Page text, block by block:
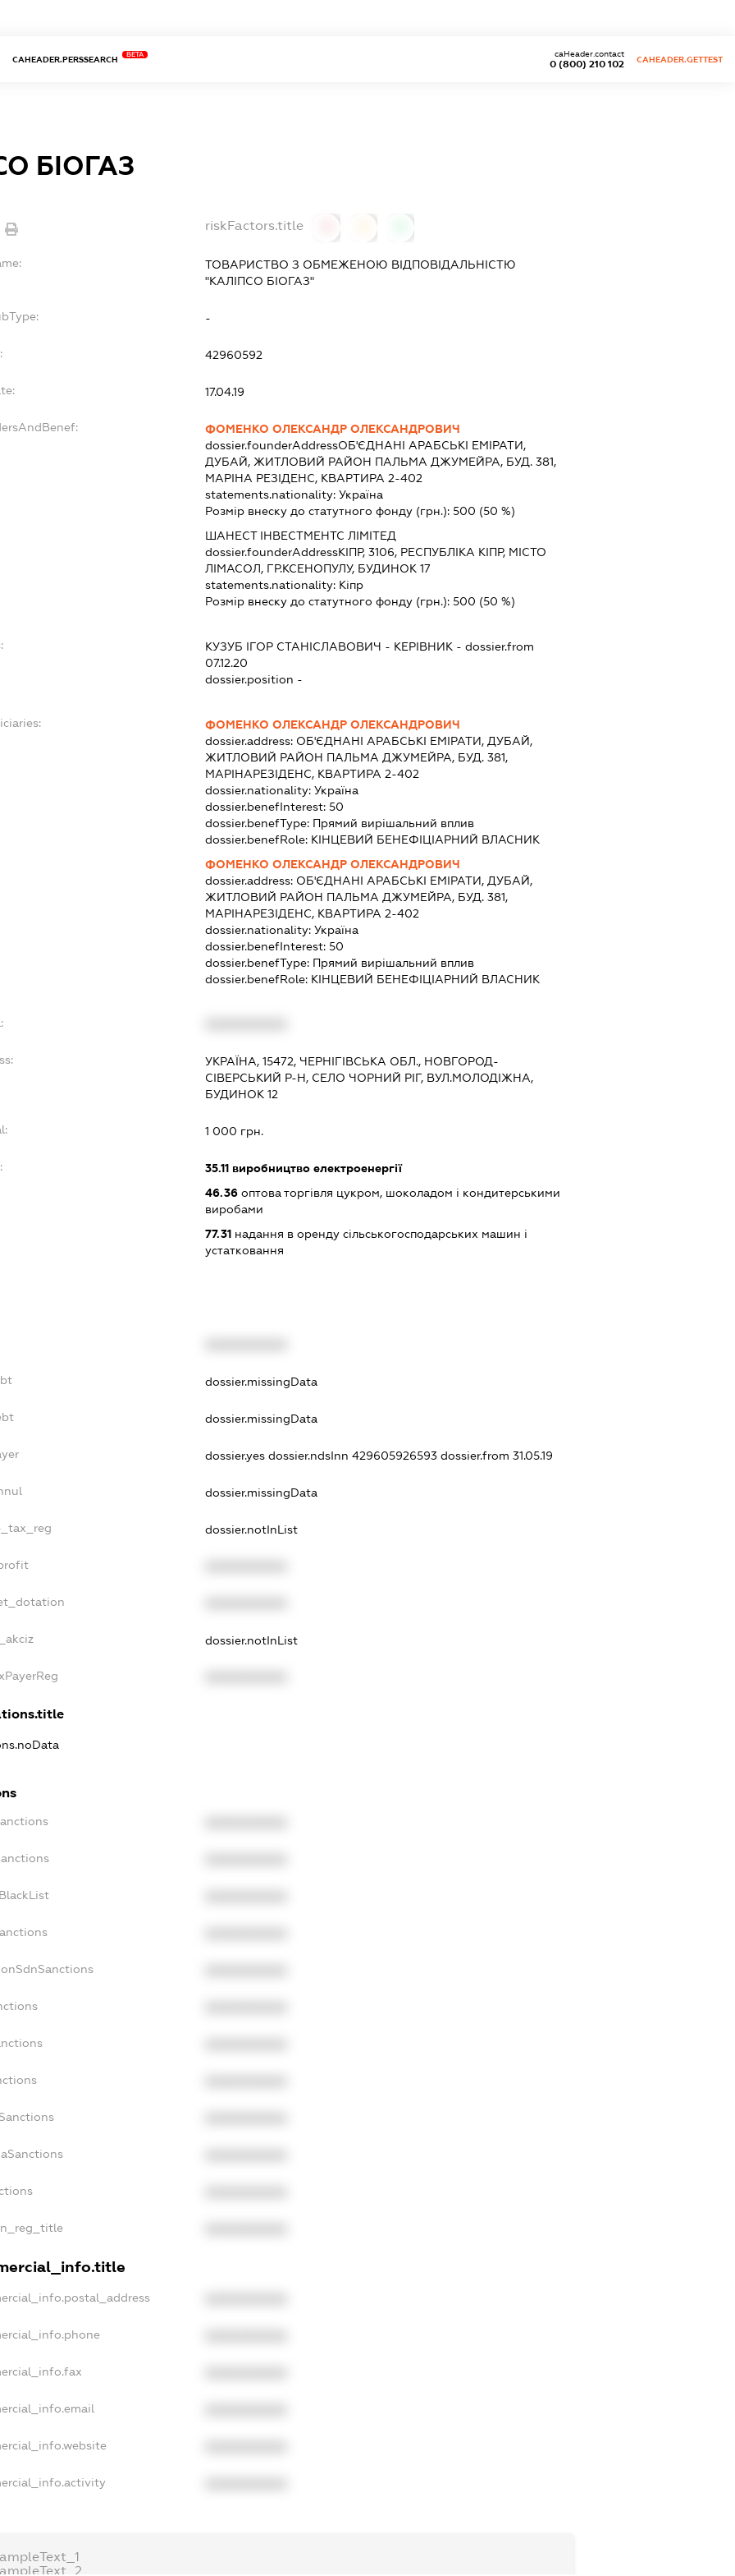
CAHEADER.PERSSEARCH
BETA
0 (800) 210 102
caHeader.contact
CAHEADER.GETTEST
БІОГАЗ
riskFactors.title
ТОВАРИСТВО З ОБМЕЖЕНОЮ ВІДПОВІДАЛЬНІСТЮ
"КАЛІПСО БІОГАЗ"
-
42960592
17.04.19
ФОМЕНКО ОЛЕКСАНДР ОЛЕКСАНДРОВИЧ
dossier.founderAddressОБ'ЄДНАНІ АРАБСЬКІ ЕМІРАТИ,
ДУБАЙ, ЖИТЛОВИЙ РАЙОН ПАЛЬМА ДЖУМЕЙРА, БУД. 381,
МАРІНА РЕЗІДЕНС, КВАРТИРА 2-402
statements.nationality:Україна
Розмір внеску до статутного фонду (грн.):500 (50 %)
ШАНЕСТ ІНВЕСТМЕНТС ЛІМІТЕД
dossier.founderAddressКІПР, 3106, РЕСПУБЛІКА КІПР, МІСТО
ЛІМАСОЛ, ГР.КСЕНОПУЛУ, БУДИНОК 17
statements.nationality: Кіпр
Розмір внеску до статутного фонду (грн.):500 (50 %)
КУЗУБ ІГОР СТАНІСЛАВОВИЧ - КЕРІВНИК - dossier.from
07.12.20
dossier.position -
ФОМЕНКО ОЛЕКСАНДР ОЛЕКСАНДРОВИЧ
dossier.address: ОБ'ЄДНАНІ АРАБСЬКІ ЕМІРАТИ, ДУБАЙ,
ЖИТЛОВИЙ РАЙОН ПАЛЬМА ДЖУМЕЙРА, БУД. 381,
МАРІНАРЕЗІДЕНС, КВАРТИРА 2-402
dossier.nationality:Україна
dossier.benefInterest:50
dossier.benefType: Прямий вирішальний вплив
dossier.benefRole: КІНЦЕВИЙ БЕНЕФІЦІАРНИЙ ВЛАСНИК
ФОМЕНКО ОЛЕКСАНДР ОЛЕКСАНДРОВИЧ
dossier.address: ОБ'ЄДНАНІ АРАБСЬКІ ЕМІРАТИ, ДУБАЙ,
ЖИТЛОВИЙ РАЙОН ПАЛЬМА ДЖУМЕЙРА, БУД. 381,
МАРІНАРЕЗІДЕНС, КВАРТИРА 2-402
dossier.nationality:Україна
dossier.benefInterest:50
dossier.benefType: Прямий вирішальний вплив
dossier.benefRole: КІНЦЕВИЙ БЕНЕФІЦІАРНИЙ ВЛАСНИК
УКРАЇНА, 15472, ЧЕРНІГІВСЬКА ОБЛ., НОВГОРОД-
СІВЕРСЬКИЙ Р-Н, СЕЛО ЧОРНИЙ РІГ, ВУЛ.МОЛОДІЖНА,
БУДИНОК 12
1 000 грн.
35.11 виробництво електроенергії
46.36 оптова торгівля цукром, шоколадом і кондитерськими
виробами
77.31 надання в оренду сільськогосподарських машин і
устатковання
dossier.missingData
dossier.missingData
dossier.yesdossier.ndsInn 429605926593dossier.from 31.05.19
dossier.missingData
dossier.notInList
dossier.notInList